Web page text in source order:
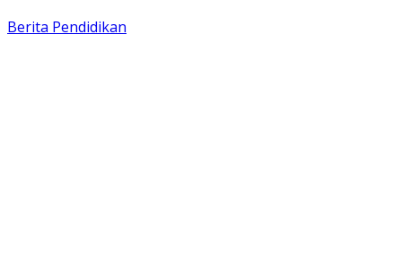
Berita Pendidikan